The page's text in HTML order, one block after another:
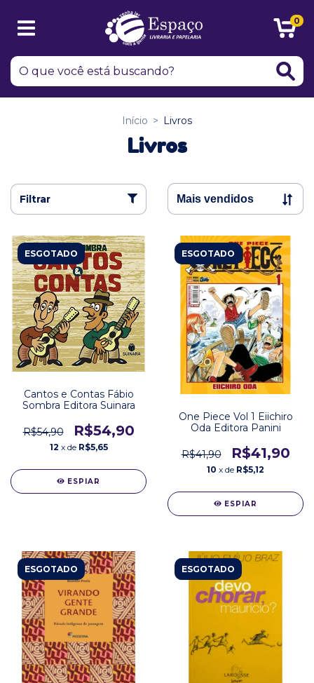
0
Início > Livros
Livros
Filtrar
ESGOTADO
Cantos e Contas Fábio
Sombra Editora Suinara
R$54,90 R$54,90
12 x de R$5,65
ESPIAR
ESGOTADO
One Piece Vol 1 Eiichiro
Oda Editora Panini
R$41,90 R$41,90
10 x de R$5,12
ESPIAR
ESGOTADO ESGOTADO